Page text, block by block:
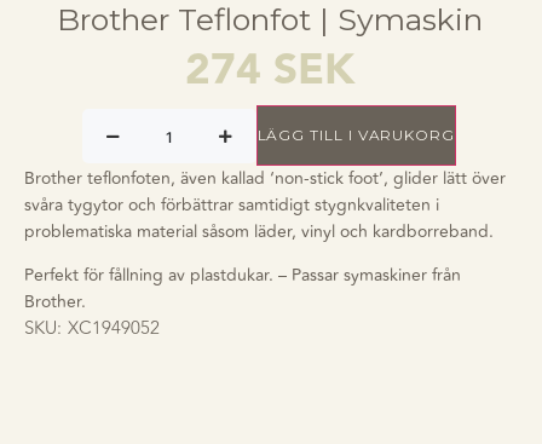
Brother Teflonfot | Symaskin
274 SEK
LÄGG TILL I VARUKORG
Brother teflonfoten, även kallad ‘non-stick foot’, glider lätt över
svåra tygytor och förbättrar samtidigt stygnkvaliteten i
problematiska material såsom läder, vinyl och kardborreband.
Perfekt för fållning av plastdukar. – Passar symaskiner från
Brother.
SKU: XC1949052